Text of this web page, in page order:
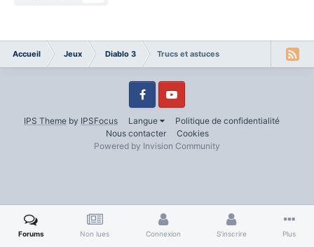
Accueil Jeux Diablo 3 Trucs et astuces
IPS Theme by IPSFocus Langue
Politique de confidentialité
Nous contacter
Cookies
FacebookYoutube
Powered by Invision Community
Forums Non lues Connexion S’inscrire Plus